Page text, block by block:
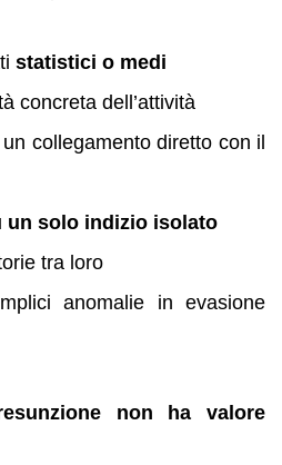
statistici o medi
concreta dell’attività
collegamento diretto con il
un solo indizio isolato
tra loro
anomalie in evasione
non ha valore